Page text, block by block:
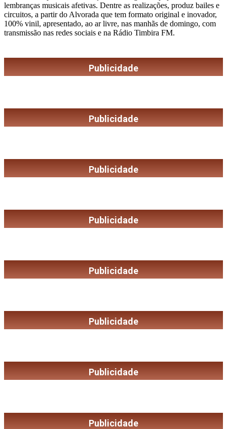
lembranças musicais afetivas. Dentre as realizações, produz bailes e
circuitos, a partir do Alvorada que tem formato original e inovador,
100% vinil, apresentado, ao ar livre, nas manhãs de domingo, com
transmissão nas redes sociais e na Rádio Timbira FM.
Publicidade
Publicidade
Publicidade
Publicidade
Publicidade
Publicidade
Publicidade
Publicidade